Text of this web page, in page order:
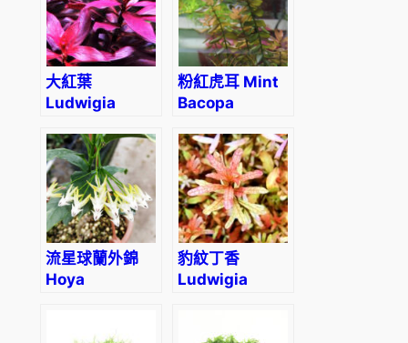
‘rubin’)
大紅葉
Ludwigia
粉紅虎耳 Mint
Bacopa
caroliniana
‘colorata’)
流星球蘭外錦
Hoya
豹紋丁香
Ludwigia